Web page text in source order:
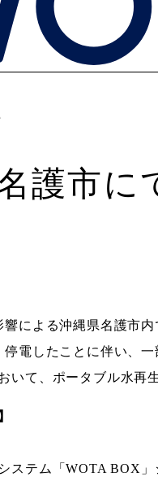
護市に
響による沖縄県名護市
電したことに伴い、
いて、ポータブル水再
ステム「WOTA BOX